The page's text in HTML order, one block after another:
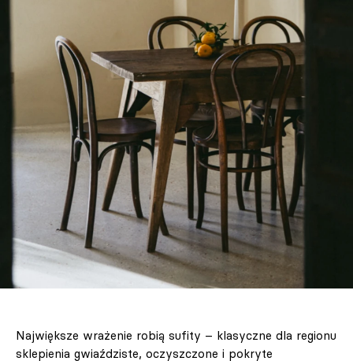
Największe wrażenie robią sufity – klasyczne dla regionu
sklepienia gwiaździste, oczyszczone i pokryte